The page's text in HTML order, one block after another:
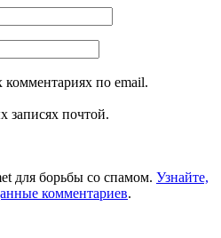
по email.
записях почтой.
для борьбы со спамом. Узнайте,
комментариев.